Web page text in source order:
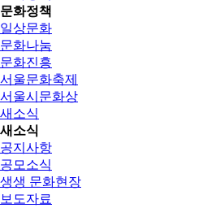
문화정책
일상문화
문화나눔
문화진흥
서울문화축제
서울시문화상
새소식
새소식
공지사항
공모소식
생생 문화현장
보도자료